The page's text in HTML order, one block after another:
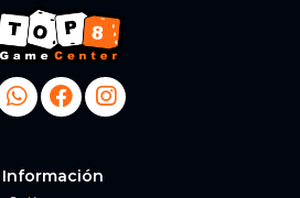
Información